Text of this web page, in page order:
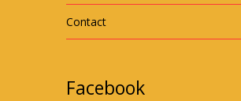
Contact
Facebook